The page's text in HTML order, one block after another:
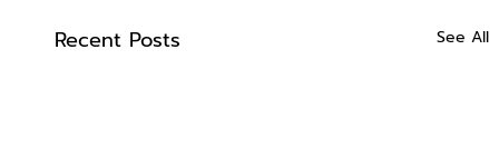
Recent Posts See All